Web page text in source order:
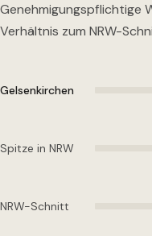
Genehmigungspflichtige
Verhältnis zum NRW-
Gelsenkirchen
Spitze in NRW
NRW-Schnitt